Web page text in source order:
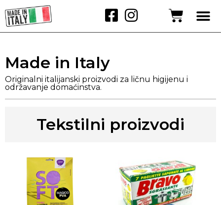
Made in Italy
Originalni italijanski proizvodi za ličnu higijenu i
održavanje domaćinstva.
Tekstilni proizvodi